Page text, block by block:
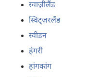
स्वाज़ीलैंड
स्विट्ज़रलैंड
स्वीडन
हंगरी
हांगकांग